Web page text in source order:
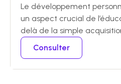
Le développement
un aspect crucial de
delà de la simple acquisition
Consulter